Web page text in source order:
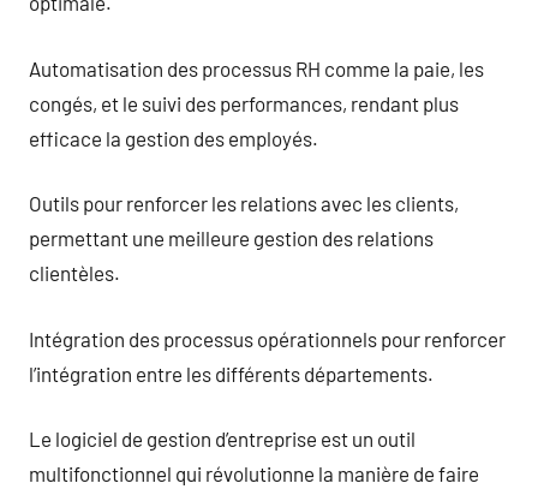
Automatisation des processus RH comme la paie, les
congés, et le suivi des performances, rendant plus
efficace la gestion des employés.
Outils pour renforcer les relations avec les clients,
permettant une meilleure gestion des relations
clientèles.
Intégration des processus opérationnels pour renforcer
l’intégration entre les différents départements.
Le logiciel de gestion d’entreprise est un outil
multifonctionnel qui révolutionne la manière de faire